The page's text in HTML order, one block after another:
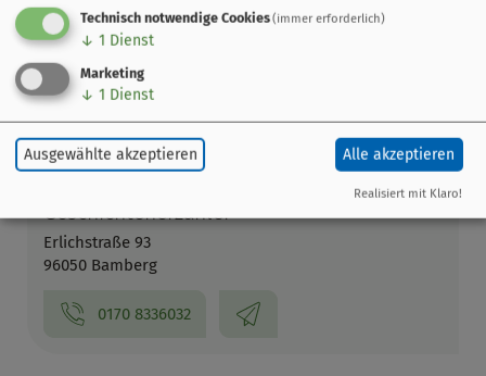
Leaflet| © OpenStreetMap-Mitwirkende
Veranstaltung ohne festen Ort
Bamberg
Veranstalter
Geschichtenerzähler
Erlichstraße 93
96050 Bamberg
0170 8336032
Technisch notwendige Cookies(immer erforderlich)
↓ 1 Dienst
Marketing
↓ 1 Dienst
Ausgewählte akzeptieren Alle akzeptieren
Realisiert mit Klaro!